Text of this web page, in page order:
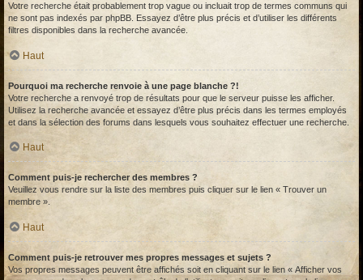
Votre recherche était probablement trop vague ou incluait trop de termes communs qui
ne sont pas indexés par phpBB. Essayez d’être plus précis et d’utiliser les différents
filtres disponibles dans la recherche avancée.
Haut
Pourquoi ma recherche renvoie à une page blanche ?!
Votre recherche a renvoyé trop de résultats pour que le serveur puisse les afficher.
Utilisez la recherche avancée et essayez d’être plus précis dans les termes employés
et dans la sélection des forums dans lesquels vous souhaitez effectuer une recherche.
Haut
Comment puis-je rechercher des membres ?
Veuillez vous rendre sur la liste des membres puis cliquer sur le lien « Trouver un
membre ».
Haut
Comment puis-je retrouver mes propres messages et sujets ?
Vos propres messages peuvent être affichés soit en cliquant sur le lien « Afficher vos